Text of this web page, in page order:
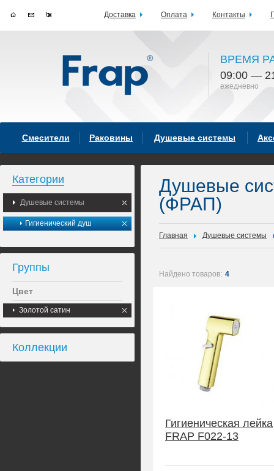
ВРЕМЯ
09:00 —
ежедневно
Смесители Раковины Душевые системы
Категории
Душевые системы
Гигиенический душ
Группы
Цвет
Золотой сатин
Коллекции
Душевые
(ФРАП)
Главная Душевые системы
Найдено товаров: 4
Гигиеническая лейка
FRAP F022-13
Доставка Оплата Контакты